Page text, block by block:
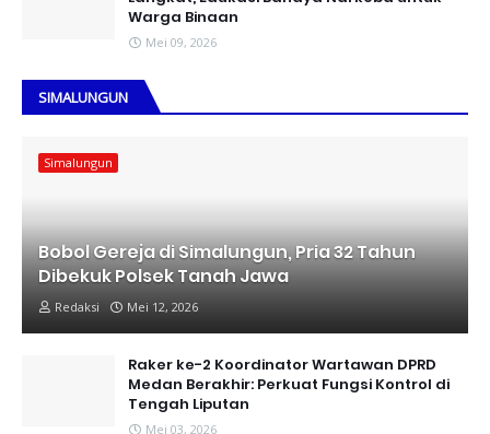
Warga Binaan
Mei 09, 2026
SIMALUNGUN
Simalungun
Bobol Gereja di Simalungun, Pria 32 Tahun
Dibekuk Polsek Tanah Jawa
Redaksi Mei 12, 2026
Raker ke-2 Koordinator Wartawan DPRD
Medan Berakhir: Perkuat Fungsi Kontrol di
Tengah Liputan
Mei 03, 2026